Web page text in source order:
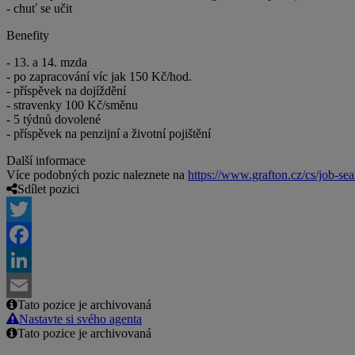
- chuť se učit
Benefity
- 13. a 14. mzda
- po zapracování víc jak 150 Kč/hod.
- příspěvek na dojíždění
- stravenky 100 Kč/směnu
- 5 týdnů dovolené
- příspěvek na penzijní a životní pojištění
Další informace
Více podobných pozic naleznete na https://www.grafton.cz/cs/job-
Sdílet pozici
Twitter
Facebook
LinkedIn
Email
Tato pozice je archivovaná
Nastavte si svého agenta
Tato pozice je archivovaná